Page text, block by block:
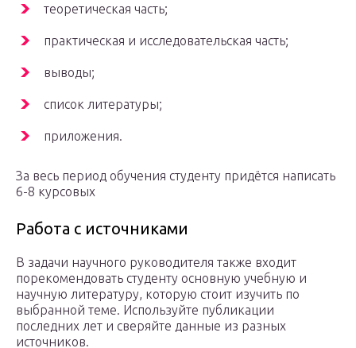
теоретическая часть;
практическая и исследовательская часть;
выводы;
список литературы;
приложения.
За весь период обучения студенту придётся написать
6-8 курсовых
Работа с источниками
В задачи научного руководителя также входит
порекомендовать студенту основную учебную и
научную литературу, которую стоит изучить по
выбранной теме. Используйте публикации
последних лет и сверяйте данные из разных
источников.